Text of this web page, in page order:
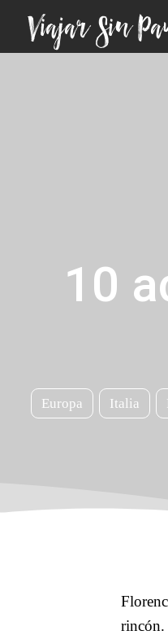
Viajar Sin
Europa Italia
10
rincón.